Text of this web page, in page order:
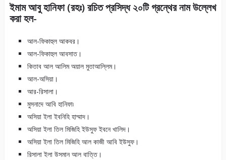
ইমাম আবু হানিফা (রহঃ) রচিত প্রসিদ্ধ ২০টি গ্রন্থের নাম উল্লেখ
করা হল-
আল-ফিকাহুল আকবর।
আল-ফিকাহুল আবসাত।
কিতাব আল আলিম অয়াল মুতাআল্লিম।
আল-অসিয়া।
আর-রিসালা।
মুসনাদে আবি হানিফা৷
অসিয়া ইলা ইবনিহি হাম্মাদ।
অসিয়া ইলা তিল মিজিহি ইউসুফ ইবনে খালিদ।
অসিয়া ইলা তিল মিজিহি আল কাজী আবি ইউসুফ।
রিসালা ইলা উসমান আল বাত্তি।